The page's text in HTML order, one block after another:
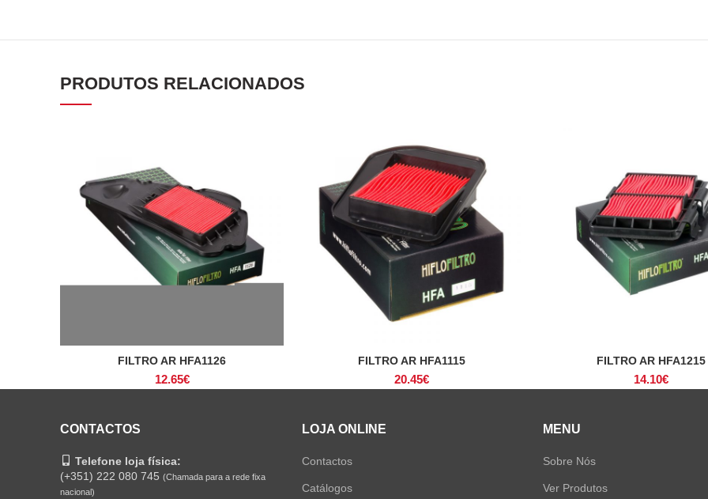
PRODUTOS RELACIONADOS
ADICIONAR
FILTRO AR HFA1126
12.65€
ADICIONAR
FILTRO AR HFA1115
20.45€
ADICIONAR
FILTRO AR HFA1215
14.10€
CONTACTOS
Telefone loja física:
(+351) 222 080 745 (Chamada para a rede fixa
nacional)
LOJA ONLINE
Contactos
Catálogos
MENU
Sobre Nós
Ver Produtos